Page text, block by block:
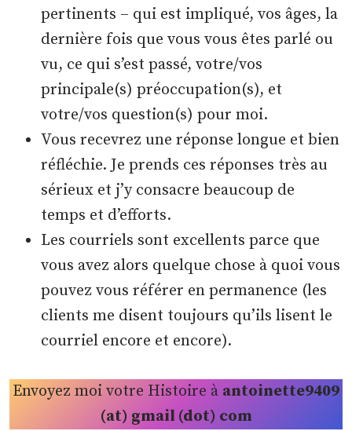
pertinents – qui est impliqué, vos âges, la
dernière fois que vous vous êtes parlé ou
vu, ce qui s’est passé, votre/vos
principale(s) préoccupation(s), et
votre/vos question(s) pour moi.
Vous recevrez une réponse longue et bien
réfléchie. Je prends ces réponses très au
sérieux et j’y consacre beaucoup de
temps et d’efforts.
Les courriels sont excellents parce que
vous avez alors quelque chose à quoi vous
pouvez vous référer en permanence (les
clients me disent toujours qu’ils lisent le
courriel encore et encore).
Envoyez moi votre Histoire à antoinette9409
(at) gmail (dot) com